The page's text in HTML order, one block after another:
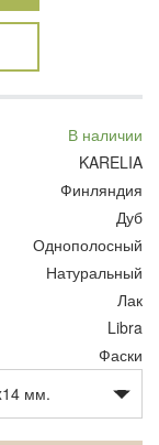
В наличии
KARELIA
Финляндия
Дуб
Однополосный
Натуральный
Лак
Libra
Фаски